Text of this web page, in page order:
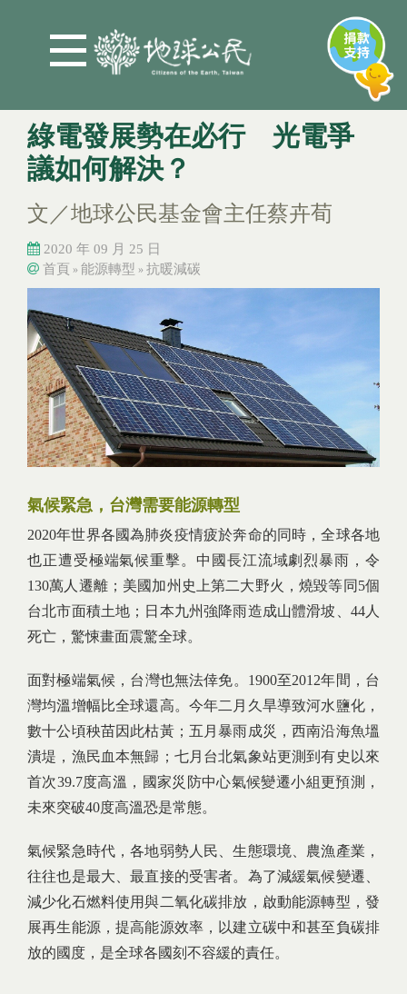
綠電發展勢在必行 光電爭
議如何解決？
文／地球公民基金會主任蔡卉荀
2020 年 09 月 25 日
您在這裡
首頁 » 能源轉型 » 抗暖減碳
氣候緊急，台灣需要能源轉型
2020年世界各國為肺炎疫情疲於奔命的同時，全球各地
也正遭受極端氣候重擊。中國長江流域劇烈暴雨，令
130萬人遷離；美國加州史上第二大野火，燒毀等同5個
台北市面積土地；日本九州強降雨造成山體滑坡、44人
死亡，驚悚畫面震驚全球。
面對極端氣候，台灣也無法倖免。1900至2012年間，台
灣均溫增幅比全球還高。今年二月久旱導致河水鹽化，
數十公頃秧苗因此枯黃；五月暴雨成災，西南沿海魚塭
潰堤，漁民血本無歸；七月台北氣象站更測到有史以來
首次39.7度高溫，國家災防中心氣候變遷小組更預測，
未來突破40度高溫恐是常態。
氣候緊急時代，各地弱勢人民、生態環境、農漁產業，
往往也是最大、最直接的受害者。為了減緩氣候變遷、
減少化石燃料使用與二氧化碳排放，啟動能源轉型，發
展再生能源，提高能源效率，以建立碳中和甚至負碳排
放的國度，是全球各國刻不容緩的責任。